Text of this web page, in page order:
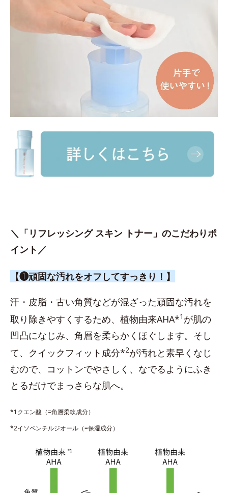
＼「リフレッシング スキン トナー」のこだわりポ
イント／
【❶頑固な汚れをオフしてすっきり！】
汗・皮脂・古い角質などが混ざった頑固な汚れを
取り除きやすくするため、植物由来AHA*1 が肌の
凹凸になじみ、角層を柔らかくほぐします。そし
て、クイックフィット成分*2が汚れと素早くなじ
むので、コットンでやさしく、なでるようにふき
とるだけでまっさらな肌へ。
*1クエン酸（=角層柔軟成分）
*2イソペンチルジオール（=保湿成分）